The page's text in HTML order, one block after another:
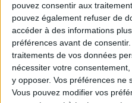
pouvez consentir aux
pouvez également refuser de
accéder à des informations
préférences avant de consentir.
traitements de vos données
nécessiter votre
y opposer. Vos préférences ne
Vous pouvez modifier vos
https://
face-a-une-procedure-